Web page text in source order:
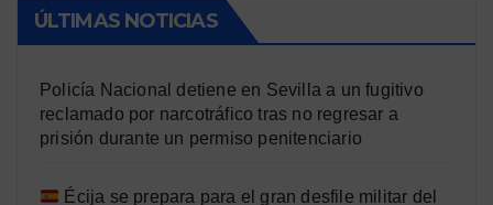
ÚLTIMAS NOTICIAS
Policía Nacional detiene en Sevilla a un fugitivo
reclamado por narcotráfico tras no regresar a
prisión durante un permiso penitenciario
Écija se prepara para el gran desfile militar del